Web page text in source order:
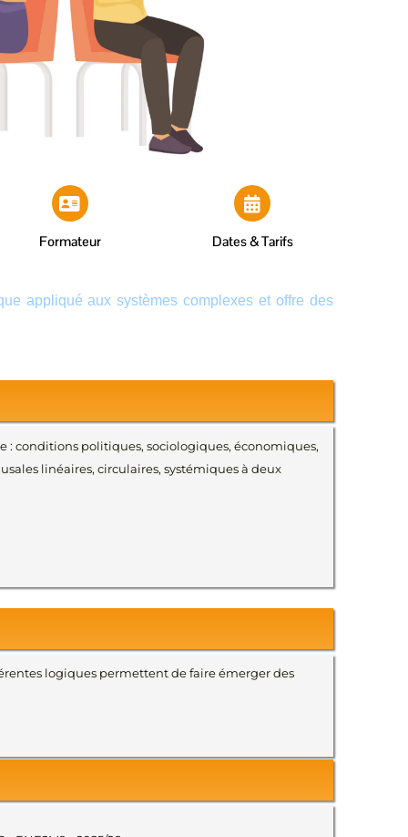
Formateur Dates & Tarifs
appliqué aux systèmes complexes et offre des
: conditions politiques, sociologiques, économiques,
linéaires, circulaires, systémiques à deux
logiques permettent de faire émerger des